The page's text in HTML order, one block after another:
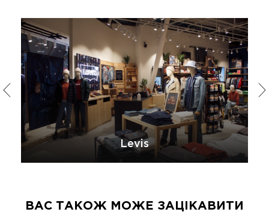
Levis
ВАС ТАКОЖ МОЖЕ ЗАЦІКАВИТИ